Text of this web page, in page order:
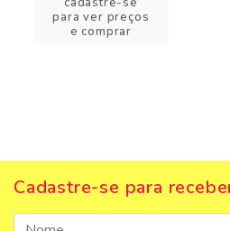
para ver preços
e comprar
Cadastre-se para